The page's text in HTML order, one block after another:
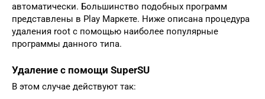
автоматически. Большинство подобных программ
представлены в Play Маркете. Ниже описана процедура
удаления root с помощью наиболее популярные
программы данного типа.
Удаление с помощи SuperSU
В этом случае действуют так: